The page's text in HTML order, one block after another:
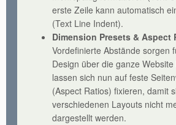
erste Zeile kann automatisch
(Text Line Indent).
Dimension Presets & Aspect
Vordefinierte Abstände sorgen
Design über die ganze
lassen sich nun auf feste
(Aspect Ratios) fixieren, damit
verschiedenen Layouts nicht
dargestellt werden.